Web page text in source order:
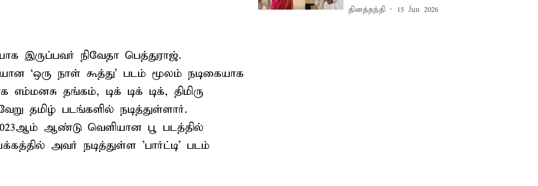
இருப்பவர் நிவேதா பெத்துராஜ்.
‘ஒரு நாள் கூத்து’ படம் மூலம் நடிகையாக
தங்கம், டிக் டிக் டிக், திமிரு
தமிழ் படங்களில் நடித்துள்ளார்.
ஆண்டு வெளியான பூ படத்தில்
அவர் நடித்துள்ள 'பார்ட்டி' படம்
தினத்தந்தி 15 Jun 2026